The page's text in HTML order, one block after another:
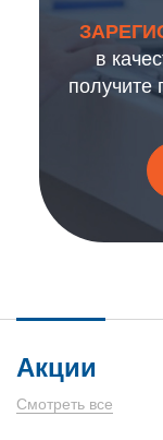
в
получите
Акции
Смотреть все